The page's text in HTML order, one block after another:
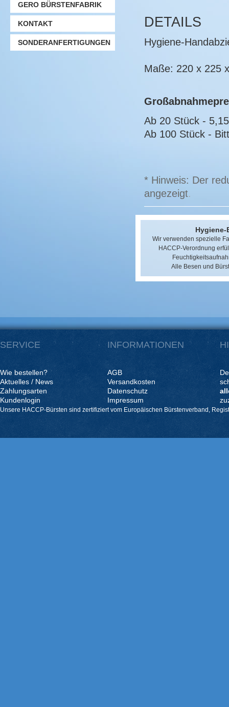
GERO BÜRSTENFABRIK
KONTAKT
SONDERANFERTIGUNGEN
DETAILS
Hygiene-
Maße: 220 x 225
Ab 20 Stück -
Ab 100 Stück -
* Hinweis: Der
angezeigt.
Hygiene-
Wir verwenden spezielle
HACCP-Verordnung
Alle Besen und
SERVICE
Wie bestellen?
Aktuelles / News
Zahlungsarten
Kundenlogin
INFORMATIONEN
AGB
Versandkosten
Datenschutz
Impressum
Unsere HACCP-Bürsten sind zertifiziert vom Europäischen Bürstenverband,